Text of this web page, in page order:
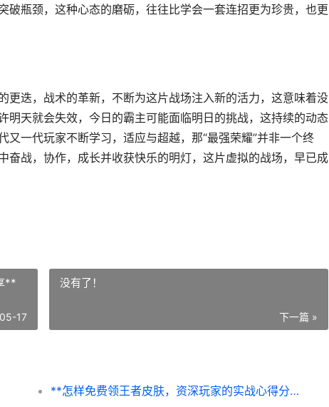
破瓶颈，这种心态的磨砺，往往比学会一套连招更为珍贵，也更
更迭，战术的革新，不断为这片战场注入新的活力，这意味着没
明天就会失效，今日的霸主可能面临明日的挑战，这持续的动态
一代玩家不断学习，适应与超越，那“最强荣耀”并非一个终
奋战，协作，成长并收获快乐的明灯，这片虚拟的战场，早已成
**
17
没有了！
下一篇 »
**怎样免费领王者皮肤，资深玩家的实战心得分享**